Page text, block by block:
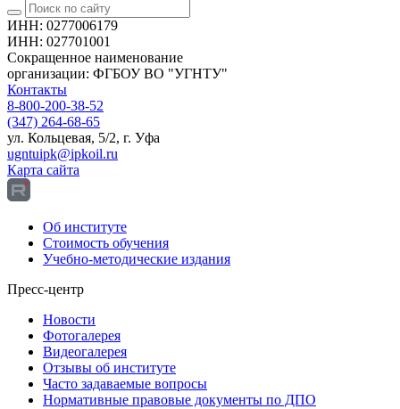
ИНН: 0277006179
ИНН: 027701001
Сокращенное наименование
организации: ФГБОУ ВО "УГНТУ"
Контакты
8-800-200-38-52
(347) 264-68-65
ул. Кольцевая, 5/2, г. Уфа
ugntuipk@ipkoil.ru
Карта сайта
Об институте
Стоимость обучения
Учебно-методические издания
Пресс-центр
Новости
Фотогалерея
Видеогалерея
Отзывы об институте
Часто задаваемые вопросы
Нормативные правовые документы по ДПО